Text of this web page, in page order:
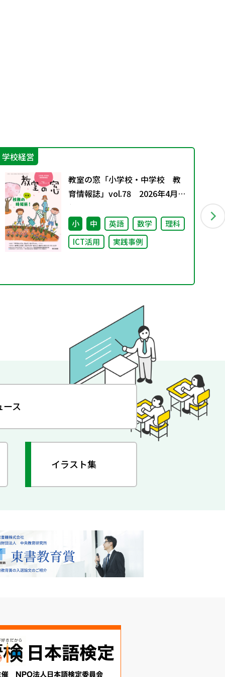
学校経営
教室の窓「小学校・中学校 教
育情報誌」vol.78 2026年4月発
行
小 中 英語 数学
理科
ICT活用
実践事例
ース
イラスト集